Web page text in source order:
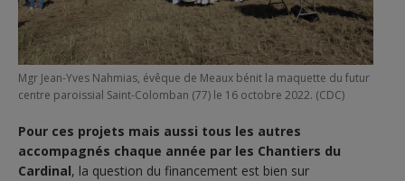
Mgr Jean-Yves Nahmias, évêque de Meaux bénit la maquette du futur
centre paroissial Saint-Colomban (77) le 16 octobre 2022. (CDC)
Pour ces projets mais aussi tous les autres
accompagnés chaque année par les Chantiers du
Cardinal, la question du financement est bien sur